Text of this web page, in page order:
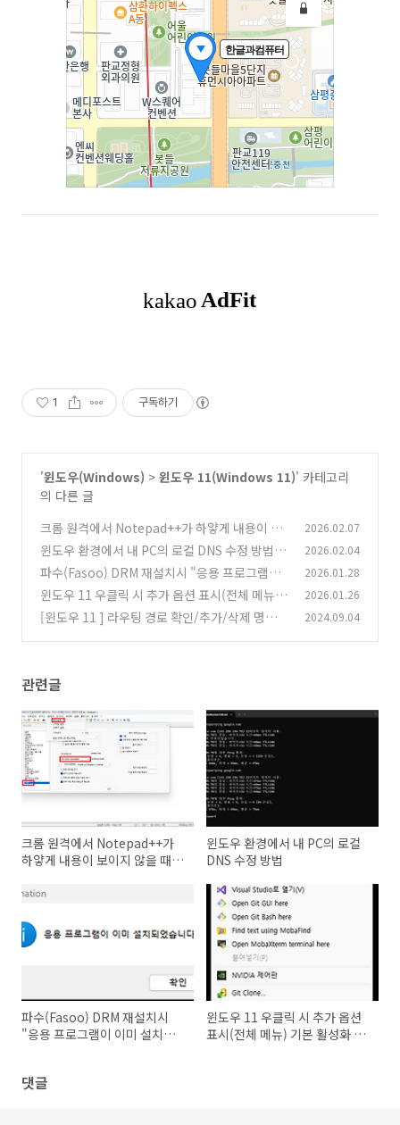
1 구독하기
'윈도우(Windows) > 윈도우 11(Windows 11)' 카테고리
의 다른 글
크롬 원격에서 Notepad++가 하얗게 내용이 보
이지 않을 때 조치 방법 (0)
2026.02.07
윈도우 환경에서 내 PC의 로컬 DNS 수정 방법
(0)
2026.02.04
파수(Fasoo) DRM 재설치시 "응용 프로그램이
이미 설치되었습니다."
(0)
2026.01.28
윈도우 11 우클릭 시 추가 옵션 표시(전체 메뉴)
기본 활성화 방법 (0)
2026.01.26
[윈도우 11 ] 라우팅 경로 확인/추가/삭제 명령어 2024.09.04
관련글
크롬 원격에서 Notepad++가
하얗게 내용이 보이지 않을 때
윈도우 환경에서 내 PC의 로컬
DNS 수정 방법
파수(Fasoo) DRM 재설치시
"응용 프로그램이 이미 설치되
윈도우 11 우클릭 시 추가 옵션
표시(전체 메뉴) 기본 활성화 방
댓글